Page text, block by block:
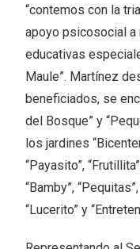
“contemos con la
apoyo psicosocial a
educativas
Maule”. Martínez
beneficiados, se
del Bosque” y
los jardines
“Payasito”,
“Bamby”,
“Lucerito” y